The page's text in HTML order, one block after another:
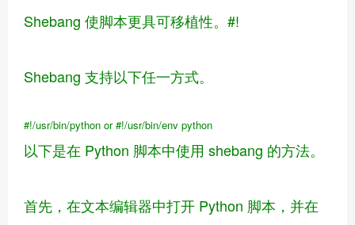
Shebang 使脚本更具可移植性。#!
Shebang 支持以下任一方式。
#!/usr/bin/python or #!/usr/bin/env python
以下是在 Python 脚本中使用 shebang 的方法。
首先，在文本编辑器中打开 Python 脚本，并在